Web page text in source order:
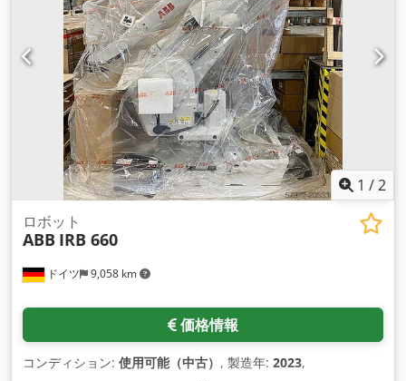
1 /2
ドイツ 9,058 km
ロボット
ABB IRB 660
価格情報
コンディション: 使用可能（中古） , 製造年: 2023,